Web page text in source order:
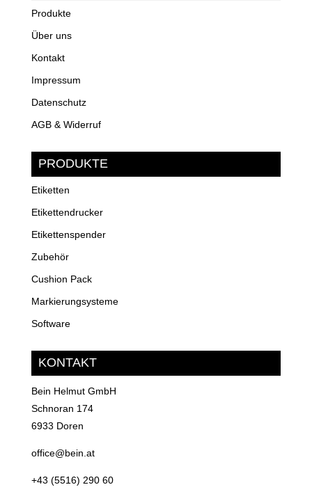
Produkte
Über uns
Kontakt
Impressum
Datenschutz
AGB & Widerruf
PRODUKTE
Etiketten
Etikettendrucker
Etikettenspender
Zubehör
Cushion Pack
Markierungsysteme
Software
KONTAKT
Bein Helmut GmbH
Schnoran 174
6933 Doren
office@bein.at
+43 (5516) 290 60